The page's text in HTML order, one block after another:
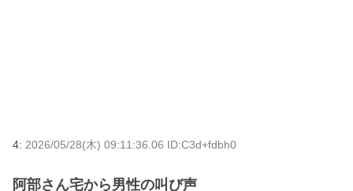
4: 2026/05/28(木) 09:11:36.06 ID:C3d+fdbh0
阿部さん宅から男性の叫び声